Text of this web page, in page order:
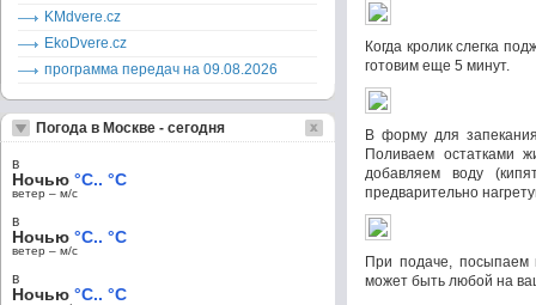
Когда кролик слегка
готовим еще 5 минут.
В форму для
Поливаем остатками
добавляем воду
предварительно
При подаче, посыпаем
может быть любой на
KMdvere.cz
EkoDvere.cz
программа передач на 09.08.2026
Погода в Москве - сегодня
в
Ночью °C.. °C
ветер – м/c
в
Ночью °C.. °C
ветер – м/c
в
Ночью °C.. °C